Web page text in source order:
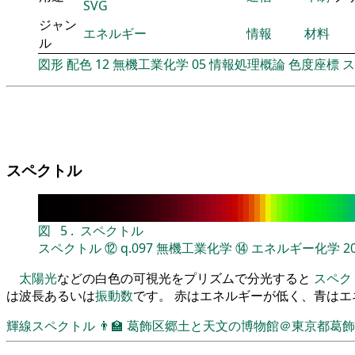
SVG
ジャン
ル
エネルギー 情報
材料
図形配色 12無機工業化学 05情報処理概論色度座標
スペクトル
図 5 . スペクトル
スペクトル⑫q.097無機工業化学 ⑭ エネルギー化学
太陽光などの白色の可視光をプリズムで分光すると スペ
は波長あるいは振動数です。 赤はエネルギーが低く、青は
輝線スペクトル 👨‍🏫 葛飾区郷土と天文の博物館＠東京都葛